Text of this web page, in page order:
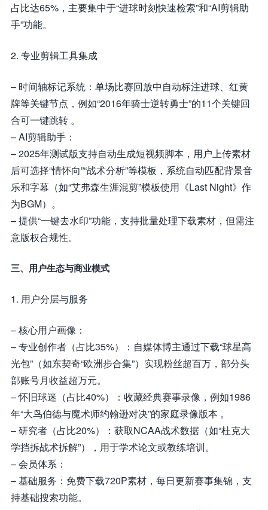
占比达65%，主要集中于“进球时刻快速检索”和“AI剪辑助
手”功能。
2. 专业剪辑工具集成
– 时间轴标记系统：单场比赛回放中自动标注进球、红黄
牌等关键节点，例如“2016年骑士逆转勇士”的11个关键回
合可一键跳转 。
– AI剪辑助手：
– 2025年测试版支持自动生成短视频脚本，用户上传素材
后可选择“情怀向”“战术分析”等模板，系统自动匹配背景音
乐和字幕（如“艾弗森生涯混剪”模板使用《Last Night》作
为BGM）。
– 提供“一键去水印”功能，支持批量处理下载素材，但需注
意版权合规性。
三、用户生态与商业模式
1. 用户分层与服务
– 核心用户画像：
– 专业创作者（占比35%）：自媒体博主通过下载“球星高
光包”（如东契奇“欧洲步合集”）实现粉丝超百万，部分头
部账号月收益超万元。
– 怀旧球迷（占比40%）：收藏经典赛事录像，例如1986
年“大鸟伯德与魔术师约翰逊对决”的家庭录像版本 。
– 研究者（占比20%）：获取NCAA战术数据（如“杜克大
学挡拆战术拆解”），用于学术论文或教练培训。
– 会员体系：
– 基础服务：免费下载720P素材，每日更新赛事集锦，支
持基础搜索功能。